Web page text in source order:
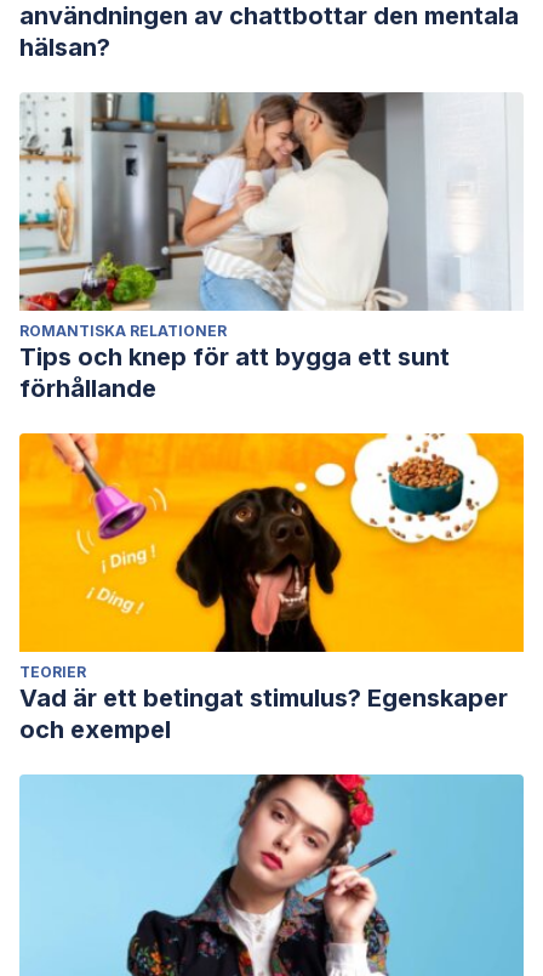
användningen av chattbottar den mentala
hälsan?
ROMANTISKA RELATIONER
Tips och knep för att bygga ett sunt
förhållande
TEORIER
Vad är ett betingat stimulus? Egenskaper
och exempel